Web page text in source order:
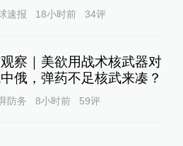
速报 18小时前 34评
察｜美欲用战术核武器对
俄，弹药不足核武来凑？
防务 8小时前 59评